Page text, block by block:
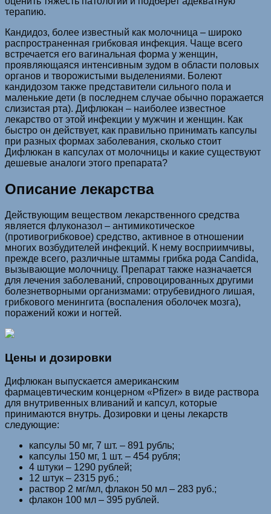
терапию.
Кандидоз, более известный как молочница – широко
распространенная грибковая инфекция. Чаще всего
встречается его вагинальная форма у женщин,
проявляющаяся интенсивным зудом в области половых
органов и творожистыми выделениями. Болеют
кандидозом также представители сильного пола и
маленькие дети (в последнем случае обычно поражается
слизистая рта). Дифлюкан – наиболее известное
лекарство от этой инфекции у мужчин и женщин. Как
быстро он действует, как правильно принимать капсулы
при разных формах заболевания, сколько стоит
Дифлюкан в капсулах от молочницы и какие существуют
дешевые аналоги этого препарата?
Описание лекарства
Действующим веществом лекарственного средства
является флуконазол – антимикотическое
(противогрибковое) средство, активное в отношении
многих возбудителей инфекций. К нему восприимчивы,
прежде всего, различные штаммы грибка рода Candida,
вызывающие молочницу. Препарат также назначается
для лечения заболеваний, спровоцированных другими
болезнетворными организмами: отрубевидного лишая,
грибкового менингита (воспаления оболочек мозга),
поражений кожи и ногтей.
Цены и дозировки
Дифлюкан выпускается американским
фармацевтическим концерном «Pfizer» в виде раствора
для внутривенных вливаний и капсул, которые
принимаются внутрь. Дозировки и цены лекарств
следующие:
капсулы 50 мг, 7 шт. – 891 рубль;
капсулы 150 мг, 1 шт. – 454 рубля;
4 штуки – 1290 рублей;
12 штук – 2315 руб.;
раствор 2 мг/мл, флакон 50 мл – 283 руб.;
флакон 100 мл – 395 рублей.